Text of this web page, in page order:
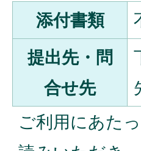
添付書類
提出先・問
合せ先
ご利用にあた